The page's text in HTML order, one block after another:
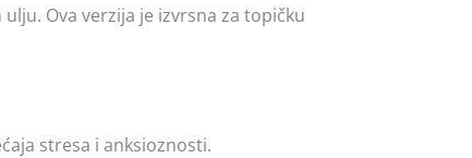
Ova verzija je izvrsna za topičku
stresa i anksioznosti.